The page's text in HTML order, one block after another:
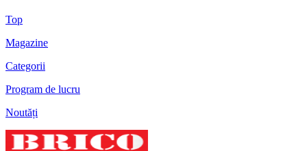
Top
Magazine
Categorii
Program de lucru
Noutăți